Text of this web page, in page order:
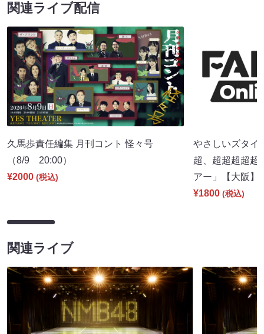
関連ライブ配信
久馬歩責任編集 月刊コント 怪々号
（8/9 20:00）
¥2000 (税込)
やさしいズタイ
超、超超超超超
アー」【大阪
¥1800 (税込)
関連ライブ